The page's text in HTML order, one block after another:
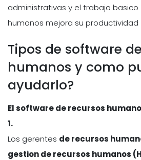
administrativas y el trabajo basico
humanos mejora su productividad
Tipos de software
humanos y como
ayudarlo?
El software de recursos
1.
Los gerentes de recursos
gestion de recursos humanos